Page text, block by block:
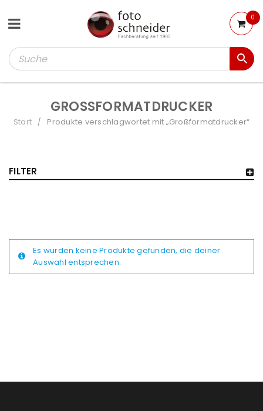
0
GROSSFORMATDRUCKER
Start / Produkte verschlagwortet mit „Großformatdrucker“
FILTER
Es wurden keine Produkte gefunden, die deiner
Auswahl entsprechen.